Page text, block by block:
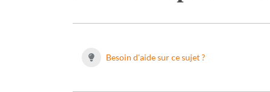
Besoin d'aide sur ce sujet ?